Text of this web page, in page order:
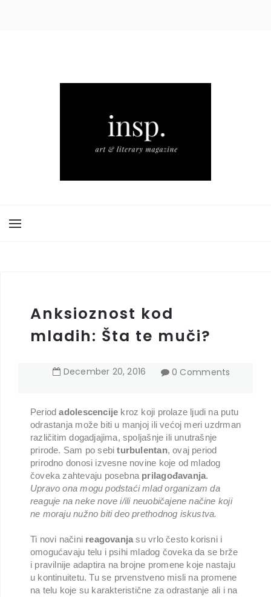
Anksioznost kod
mladih: Šta te muči?
December 20,2016 0 Comments
Periodadolescencije kroz koji prolaze ljudi na putu
odrastanja može biti u manjoj ili većoj meri uzdrman
različitim dogadjajima, spoljašnje ili unutrašnje
prirode. Sam po sebiturbulentan, ovaj period
prirodno donosi izvesne novine koje od mladog
čoveka zahtevaju posebna prilagođavanja.
Upravo ona mogu podstaći mlad organizam da
reaguje na neke nove i/ili neuobičajene načine koji
ne moraju nužno biti deo prethodnog iskustva.
Ti novi načini reagovanjasu vrlo često korisni i
omogućavaju telu i psihi mladog čoveka da se brže
i pravilnije adaptira na brojne promene koje nastaju
u kontinuitetu. Tu se prvenstveno misli na promene
na telu koje su karakteristične za odrastanje ali i na